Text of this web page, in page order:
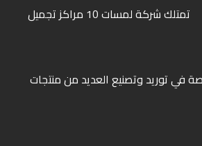
ﺗﻤﺘﻠﻚ ﺷﺮﻛﺔ ﻟﻤﺴﺎت 10 ﻣﺮاﻛﺰ ﺗﺠﻤﻴﻞ
ﻓﻲ ﺗﻮرﻳﺪ وﺗﺼﻨﻴﻊ اﻟﻌﺪﻳﺪ ﻣﻦ ﻣﻨﺘﺠﺎت